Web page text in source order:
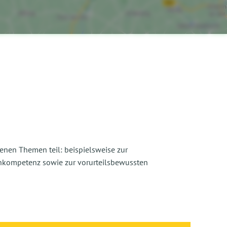
Themen teil: beispielsweise zur
sowie zur vorurteilsbewussten